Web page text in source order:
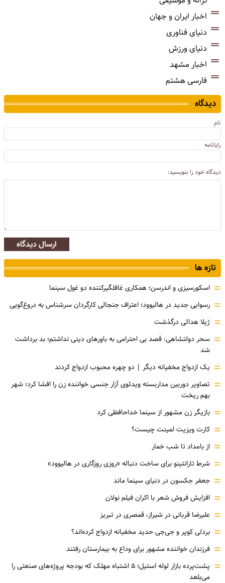
اخبار ایران و جهان
دنیای فناوری
دنیای ورزش
اخبار مشهد
فارسی هشتم
دیدگاه
نام
رایانامه
دیدگاه خود را بنویسید:
ارسال دیدگاه
تازه ها
= اسکورسیزی و اندرسن؛ همکاری غافلگیرکننده دو غول سینما
= رسوایی جدید در هالیوود؛ اعتراف جنجالی کارگردان سرشناس به دروغ‌گویی
= ژیلا هدائی درگذشت
= سحر دولتشاهی: قصد بی احترامی به باورهای دینی نداشتم؛ بد برداشت
شد
= یک ازدواج مخفیانه دیگر | دو چهره محبوب ازدواج کردند
= تصاویر دوربین مداربسته ویدئوی آزار جنسی خواننده زن را افشا کرد؛ شهر
بهم ریخت
= بازیگر زن مشهور از سینما خداحافظی کرد
= کارت ویزیت لمینت چیست؟
= از بامداد تا شب خمار
= شرط تارانتینو برای ساخت دنباله «روزی روزگاری در هالیوود»
= جعفر جکسون در دنیای سینما ماند
= افزایش فروش شعر با اکران فیلم نولان
= علیرضا قربانی در شیراز، قمصری در تبریز
= بردلی کوپر و جی‌جی حدید مخفیانه ازدواج کرده‌اند؟
= فرزندان خواننده مشهور برای وداع به بیمارستان رفتند
=
پشت‌پرده بازار لوله استیل؛ ۵ اشتباه مهلک که بودجه پروژه‌های صنعتی را
می‌بلعد